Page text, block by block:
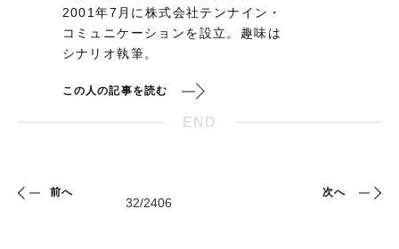
2001年7月に株式会社テンナイン・
コミュニケーションを設立。趣味は
シナリオ執筆。
この人の記事を読む
END
前へ 次へ